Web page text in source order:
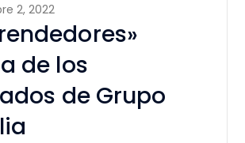
2, 2022
de los
de Grupo